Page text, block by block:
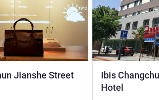
Jianshe Street3 gwiazdki
Ibis
Hotel